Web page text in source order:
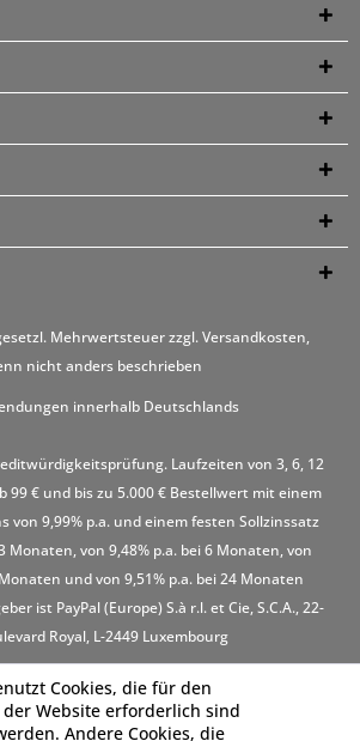
Mehrwertsteuer zzgl.Versandkosten,
nicht anders beschrieben
innerhalb Deutschlands
Laufzeiten von 3, 6, 12
99 € und bis zu 5.000 € Bestellwert mit einem
von 9,99% p.a. und einem festen Sollzinssatz
Monaten, von 9,48% p.a. bei 6 Monaten, von
und von 9,51% p.a. bei 24 Monaten
ist PayPal (Europe) S.à r.l. et Cie, S.C.A., 22-
Royal, L-2449 Luxembourg
Cookies, die für den
Website erforderlich sind
Andere Cookies, die